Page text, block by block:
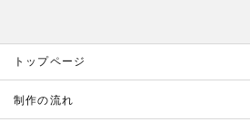
トップページ
制作の流れ